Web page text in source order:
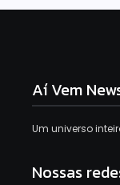
Aí Vem
Um universo
Nossas